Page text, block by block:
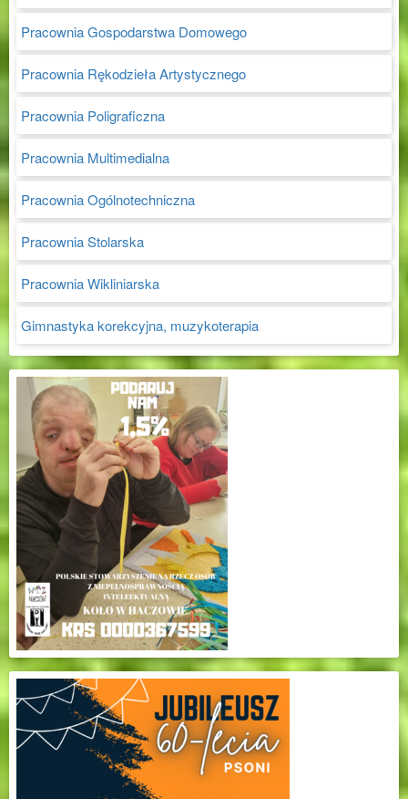
Pracownia Gospodarstwa Domowego
Pracownia Rękodzieła Artystycznego
Pracownia Poligraficzna
Pracownia Multimedialna
Pracownia Ogólnotechniczna
Pracownia Stolarska
Pracownia Wikliniarska
Gimnastyka korekcyjna, muzykoterapia